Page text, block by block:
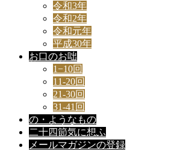
令和3年
令和2年
令和元年
平成30年
お口のお咄
1−10回
11-20回
21-30回
31-41回
の・ようなもの
二十四節気に想ふ
メールマガジンの登録